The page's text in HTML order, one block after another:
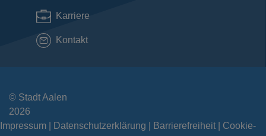
Karriere
Kontakt
© Stadt Aalen
2026
Impressum
Datenschutzerklärung Barrierefreiheit
Cookie-